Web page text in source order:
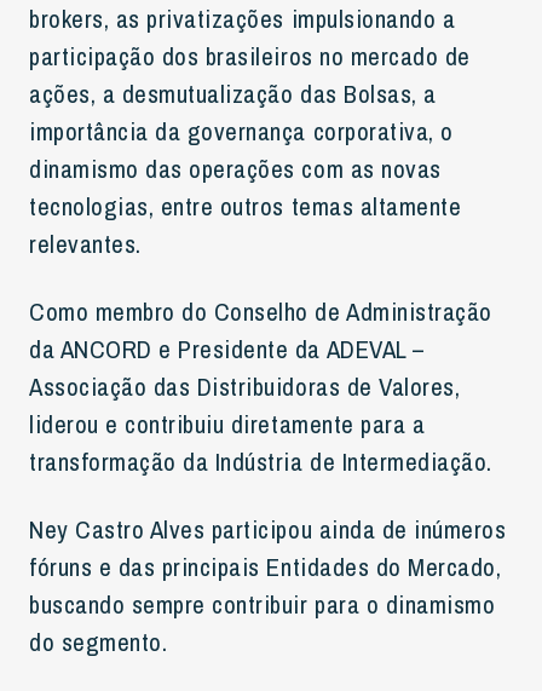
brokers, as privatizações impulsionando a
participação dos brasileiros no mercado de
ações, a desmutualização das Bolsas, a
importância da governança corporativa, o
dinamismo das operações com as novas
tecnologias, entre outros temas altamente
relevantes.
Como membro do Conselho de Administração
da ANCORD e Presidente da ADEVAL –
Associação das Distribuidoras de Valores,
liderou e contribuiu diretamente para a
transformação da Indústria de Intermediação.
Ney Castro Alves participou ainda de inúmeros
fóruns e das principais Entidades do Mercado,
buscando sempre contribuir para o dinamismo
do segmento.